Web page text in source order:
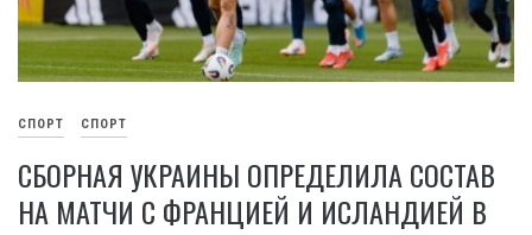
СПОРТ СПОРТ
СБОРНАЯ УКРАИНЫ ОПРЕДЕЛИЛА СОСТАВ
НА МАТЧИ С ФРАНЦИЕЙ И ИСЛАНДИЕЙ В